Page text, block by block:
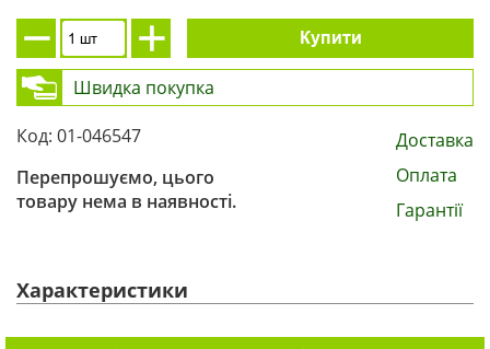
Купити
Швидка покупка
Код: 01-046547
Перепрошуємо, цього
товару нема в наявності.
Доставка
Оплата
Гарантії
Характеристики